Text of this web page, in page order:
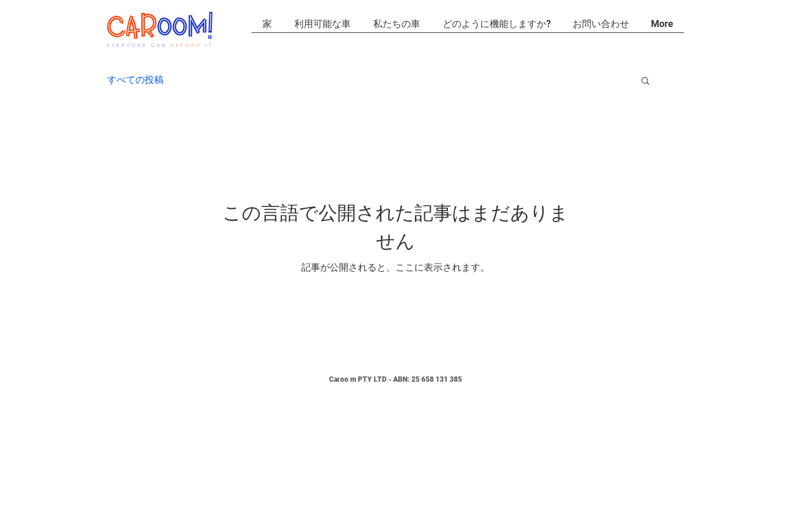
家 利用可能な車 私たちの車 どのように機能しますか? お問い合わせ More
すべての投稿
この言語で公開された記事はまだありま
せん
記事が公開されると、ここに表示されます。
Caroo m PTY LTD - ABN: 25 658 131 385